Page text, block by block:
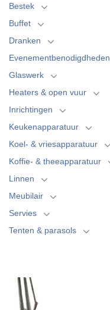
Bestek
Buffet
Dranken
Evenementbenodigdheden
Glaswerk
Heaters & open vuur
Inrichtingen
Keukenapparatuur
Koel- & vriesapparatuur
Koffie- & theeapparatuur
Linnen
Meubilair
Servies
Tenten & parasols